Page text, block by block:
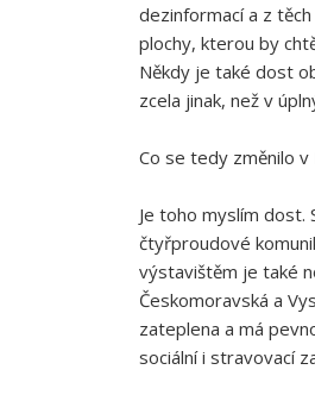
dezinformací a z
plochy, kterou by
Někdy je také dost
zcela jinak, než v
Co se tedy změnilo v
Je toho myslím
čtyřproudové
výstavištěm je také
Českomoravská a
zateplena a má
sociální i stravovací